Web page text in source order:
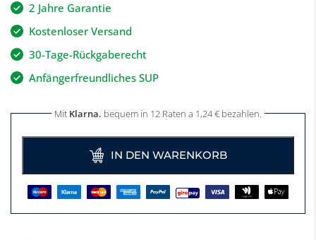
2 Jahre Garantie
Kostenloser Versand
30-Tage-Rückgaberecht
Anfängerfreundliches SUP
Mit Klarna. bequem in 12 Raten a 1,24€ bezahlen.
IN DEN WARENKORB